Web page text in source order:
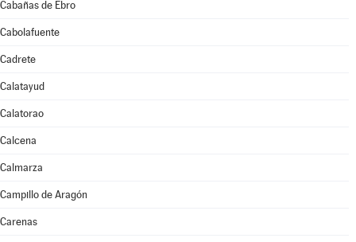
Cabañas de Ebro
Cabolafuente
Cadrete
Calatayud
Calatorao
Calcena
Calmarza
Campillo de Aragón
Carenas